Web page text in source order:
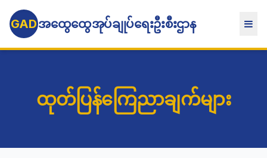
GADအထွေထွေအုပ်ချုပ်ရေးဦးစီးဌာန
ထုတ်ပြန်ကြေညာချက်များ